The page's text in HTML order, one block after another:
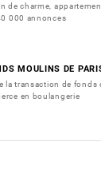
de charme,
000 annonces
MOULINS DE
la transaction de fonds
en boulangerie